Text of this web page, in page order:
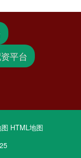
平台
HTML地图